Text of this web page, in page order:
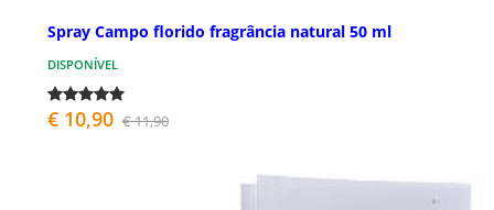
Spray Campo florido fragrância natural 50 ml
DISPONÍVEL
€ 10,90 € 11,90